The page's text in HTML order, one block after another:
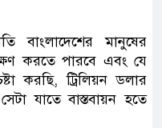
বাংলাদেশের মানুষের
করতে পারবে এবং যে
করছি, ট্রিলিয়ন ডলার
যাতে বাস্তবায়ন হতে